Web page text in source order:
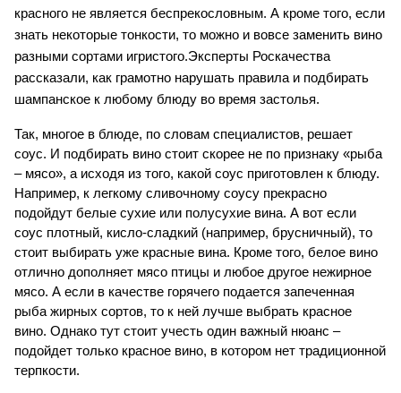
красного не является беспрекословным. А кроме того, если
знать некоторые тонкости, то можно и вовсе заменить вино
разными сортами игристого.Эксперты Роскачества
рассказали, как грамотно нарушать правила и подбирать
шампанское к любому блюду во время застолья.
Так, многое в блюде, по словам специалистов, решает
соус. И подбирать вино стоит скорее не по признаку «рыба
– мясо», а исходя из того, какой соус приготовлен к блюду.
Например, к легкому сливочному соусу прекрасно
подойдут белые сухие или полусухие вина. А вот если
соус плотный, кисло-сладкий (например, брусничный), то
стоит выбирать уже красные вина. Кроме того, белое вино
отлично дополняет мясо птицы и любое другое нежирное
мясо. А если в качестве горячего подается запеченная
рыба жирных сортов, то к ней лучше выбрать красное
вино. Однако тут стоит учесть один важный нюанс –
подойдет только красное вино, в котором нет традиционной
терпкости.